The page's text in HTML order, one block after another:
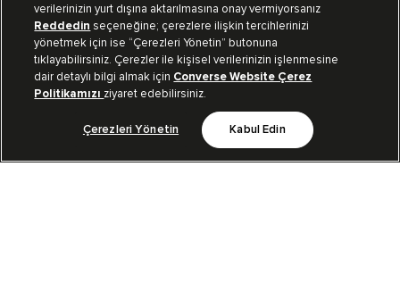
Koleksiyon
Kurumsal
Bizi Takip Et
verilerinizin yurt dışına aktarılmasına onay vermiyorsanız
Reddedin seçeneğine; çerezlere ilişkin tercihlerinizi
yönetmek için ise “Çerezleri Yönetin” butonuna
tıklayabilirsiniz. Çerezler ile kişisel verilerinizin işlenmesine
dair detaylı bilgi almak için Converse Website Çerez
Politikamızı ziyaret edebilirsiniz.
Çerezleri Yönetin Kabul Edin